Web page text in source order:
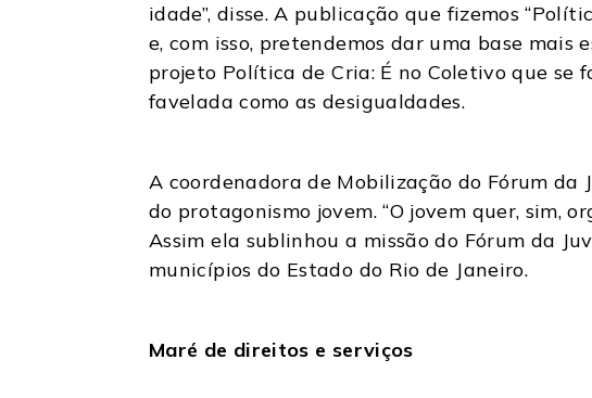
idade”, disse. A publicação que fizemos
e, com isso, pretendemos dar uma base
projeto Política de Cria: É no Coletivo que
favelada como as desigualdades.
A coordenadora de Mobilização do Fórum
do protagonismo jovem. “O jovem quer, sim,
Assim ela sublinhou a missão do Fórum da
municípios do Estado do Rio de Janeiro.
Maré de direitos e serviços